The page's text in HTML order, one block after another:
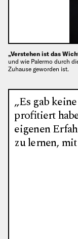
„Verstehen ist das
und wie Palermo durch
Zuhause geworden ist.
„Es gab
profitiert
eigenen
zu lernen,